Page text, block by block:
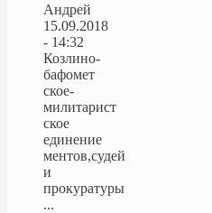
Андрей
15.09.2018
- 14:32
Козлино-
бафомет
ское-
милитарист
ское
единение
ментов,судей
и
прокуратуры
...